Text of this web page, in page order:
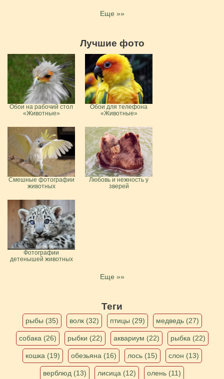
Еще »»
Лучшие фото
Обои на рабочий стол
«Животные»
Обои для телефона
«Животные»
Смешные фотографии
животных
Любовь и нежность у
зверей
Фотографии
детенышей животных
Еще »»
Теги
рыбы (35) волк (32) птицы (29) медведь (27)
собака (26) рыбки (22) аквариум (22) рыбка (22)
кошка (19) обезьяна (16) лось (15) слон (13)
верблюд (13) лисица (12)
олень (11)